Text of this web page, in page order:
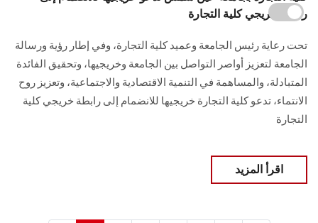
رابطة خريجي كلية التجارة
تحت رعاية رئيس الجامعة وعميد كلية التجارة، وفي إطار رؤية ورسالة
الجامعة لتعزيز أواصر التواصل بين الجامعة وخريجيها، وتحقيق الفائدة
المتبادلة، والمساهمة في التنمية الاقتصادية والاجتماعية، وتعزيز روح
الانتماء، تدعو كلية التجارة خريجيها للانضمام إلى رابطة خريجي كلية
التجارة
اقرأ المزيد